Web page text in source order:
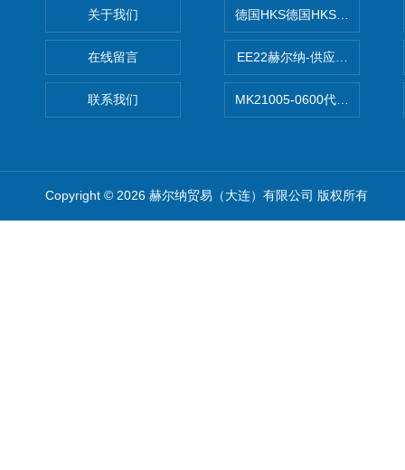
关于我们
在线留言
联系我们
德国HKS德国HKS液压旋转摆
EE22赫尔纳-供应
MK21005-0600代理德国MK
Copyright © 2026 赫尔纳贸易（大连）有限公司 版权所有